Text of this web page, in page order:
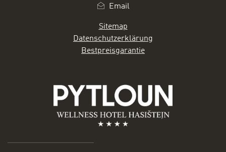
Email
Sitemap
Datenschutzerklärung
Bestpreisgarantie